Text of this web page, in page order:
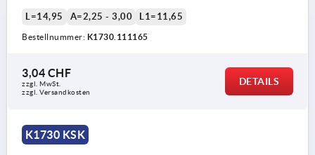
L=14,95 A=2,25 - 3,00 L1=11,65
Bestellnummer: K1730.111165
3,04 CHF
zzgl. MwSt.
zzgl. Versandkosten
DETAILS
K1730 KSK